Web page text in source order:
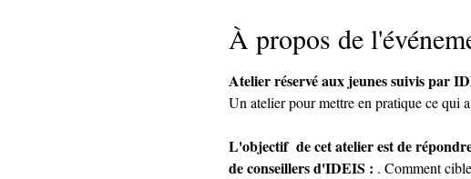
À propos de
Atelier réservé aux jeunes suivis par
Un atelier pour mettre en pratique ce qui
L'objectif  de cet atelier est de
de conseillers d'IDEIS : . Comment